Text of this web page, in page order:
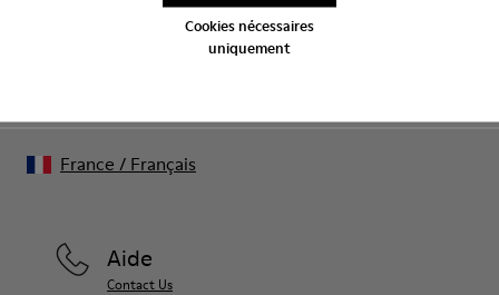
Cookies nécessaires
uniquement
Aide
Contact Us
France / Français